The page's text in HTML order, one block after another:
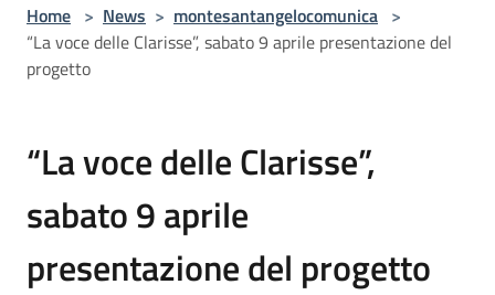
Home > News > montesantangelocomunica >
“La voce delle Clarisse”, sabato 9 aprile presentazione del
progetto
“La voce delle Clarisse”,
sabato 9 aprile
presentazione del progetto